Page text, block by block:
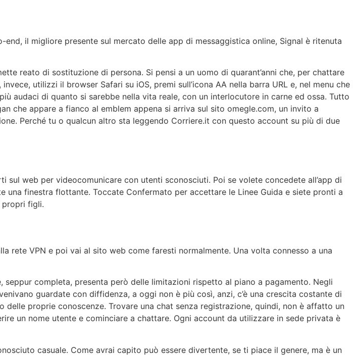
il migliore presente sul mercato delle app di messaggistica online, Signal è ritenuta
reato di sostituzione di persona. Si pensi a un uomo di quarant’anni che, per chattare
utilizzi il browser Safari su iOS, premi sull’icona AA nella barra URL e, nel menu che
audaci di quanto si sarebbe nella vita reale, con un interlocutore in carne ed ossa. Tutto
che appare a fianco al emblem appena si arriva sul sito omegle.com, un invito a
Perché tu o qualcun altro sta leggendo Corriere.it con questo account su più di due
web per videocomunicare con utenti sconosciuti. Poi se volete concedete all’app di
finestra flottante. Toccate Confermato per accettare le Linee Guida e siete pronti a
propri figli.
rete VPN e poi vai al sito web come faresti normalmente. Una volta connesso a una
completa, presenta però delle limitazioni rispetto al piano a pagamento. Negli
guardate con diffidenza, a oggi non è più così, anzi, c’è una crescita costante di
proprie conoscenze. Trovare una chat senza registrazione, quindi, non è affatto un
un nome utente e cominciare a chattare. Ogni account da utilizzare in sede privata è
casuale. Come avrai capito può essere divertente, se ti piace il genere, ma è un